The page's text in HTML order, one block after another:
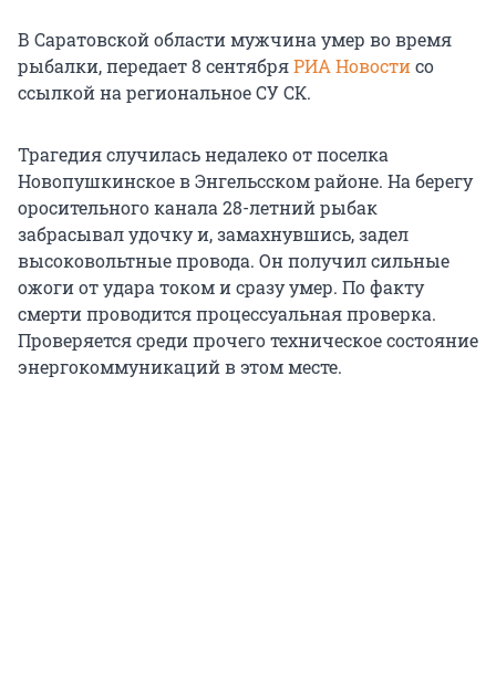
В Саратовской области мужчина умер во время
рыбалки, передает 8 сентябряРИА Новостисо
ссылкой на региональное СУ СК.
Трагедия случилась недалеко от поселка
Новопушкинское в Энгельсском районе. На берегу
оросительного канала 28-летний рыбак
забрасывал удочку и, замахнувшись, задел
высоковольтные провода. Он получил сильные
ожоги от удара током и сразу умер. По факту
смерти проводится процессуальная проверка.
Проверяется среди прочего техническое состояние
энергокоммуникаций в этом месте.